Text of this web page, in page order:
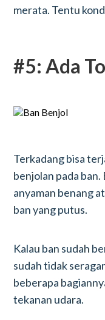
merata. Tentu
#5: Ada
Terkadang bisa
benjolan pada
anyaman benang
ban yang putus.
Kalau ban sudah
sudah tidak
beberapa
tekanan udara.